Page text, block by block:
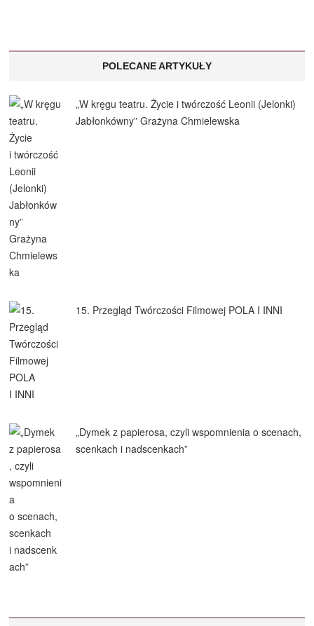
POLECANE ARTYKUŁY
„W kręgu teatru. Życie i twórczość Leonii (Jelonki)
Jabłonkówny” Grażyna Chmielewska
15. Przegląd Twórczości Filmowej POLA I INNI
„Dymek z papierosa, czyli wspomnienia o scenach,
scenkach i nadscenkach”